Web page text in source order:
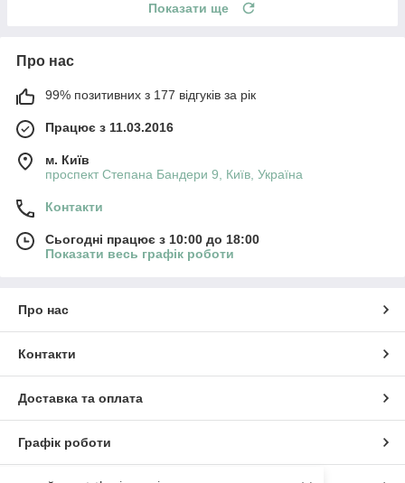
Показати ще
Про нас
99% позитивних з 177 відгуків за рік
Працює з 11.03.2016
м. Київ
проспект Степана Бандери 9, Київ, Україна
Контакти
Сьогодні працює з 10:00 до 18:00
Показати весь графік роботи
Про нас
Контакти
Доставка та оплата
Графік роботи